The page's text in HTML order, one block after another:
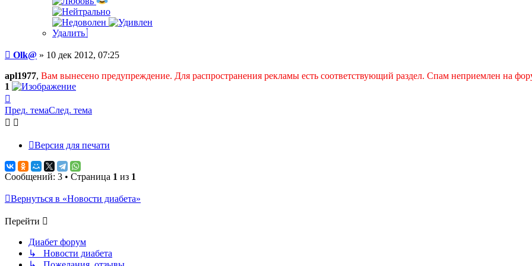
Удалить
Сообщение
Olk@ » 10 дек 2012, 07:25
apl1977, Вам вынесено предупреждение. Для распространения рекламы есть соответствующий раздел. Спам неприемлен на
1
к
началу
Пред. темаСлед. тема
Версия для печати
Сообщений: 3 • Страница 1 из 1
Вернуться в «Новости диабета»
Перейти
Диабет форум
↳ Новости диабета